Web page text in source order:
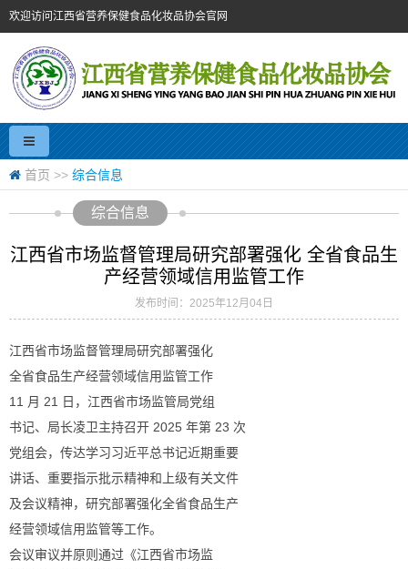
欢迎访问江西省营养保健食品化妆品协会官网
首页 >> 综合信息
综合信息
江西省市场监督管理局研究部署强化 全省食品生
产经营领域信用监管工作
发布时间：2025年12月04日
江西省市场监督管理局研究部署强化
全省食品生产经营领域信用监管工作
11 月 21 日，江西省市场监管局党组
书记、局长凌卫主持召开 2025 年第 23 次
党组会，传达学习习近平总书记近期重要
讲话、重要指示批示精神和上级有关文件
及会议精神，研究部署强化全省食品生产
经营领域信用监管等工作。
会议审议并原则通过《江西省市场监